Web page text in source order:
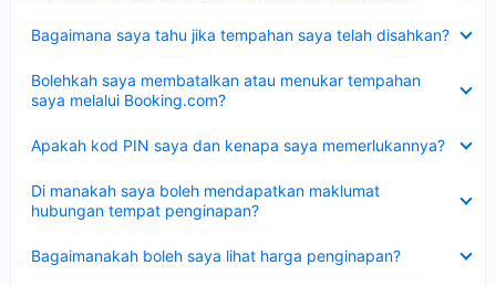
Bagaimana saya tahu jika tempahan saya telah disahkan?
Bolehkah saya membatalkan atau menukar tempahan
saya melalui Booking.com?
Apakah kod PIN saya dan kenapa saya memerlukannya?
Di manakah saya boleh mendapatkan maklumat
hubungan tempat penginapan?
Bagaimanakah boleh saya lihat harga penginapan?